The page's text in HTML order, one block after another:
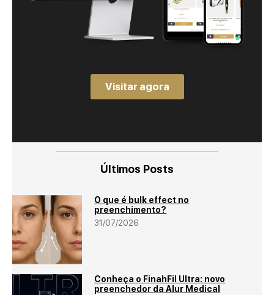
Visitar agora
Últimos Posts
O que é bulk effect no
preenchimento?
31/07/2026
Conheça o FinahFil Ultra: novo
preenchedor da Alur Medical